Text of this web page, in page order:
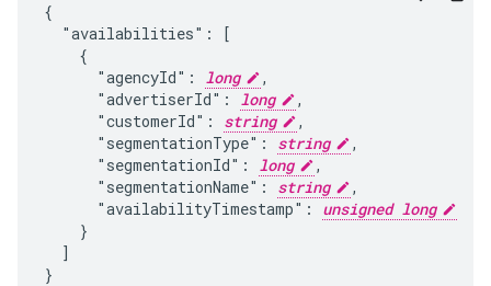
{
  "availabilities": [
    {
      "agencyId":
long
,
      "advertiserId":
long
,
      "customerId":
string
,
      "segmentationType":
string
,
      "segmentationId":
long
,
      "segmentationName":
string
,
      "availabilityTimestamp":
unsigned long
    }
  ]
}